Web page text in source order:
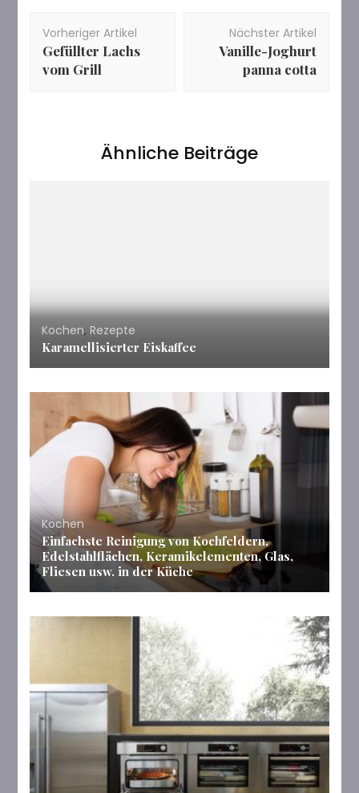
Vorheriger Artikel
Gefüllter Lachs
vom Grill
Nächster Artikel
Vanille-Joghurt
panna cotta
Ähnliche Beiträge
Kochen,Rezepte
Karamellisierter Eiskaffee
Kochen
Einfachste Reinigung von Kochfeldern,
Edelstahlflächen, Keramikelementen, Glas,
Fliesen usw. in der Küche